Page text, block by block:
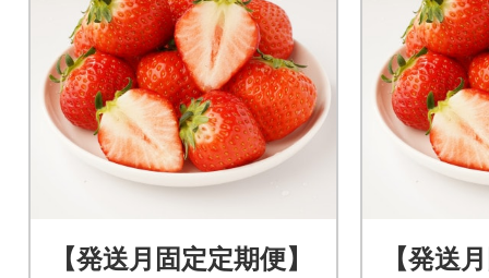
【発送月固定定期便】
【発送